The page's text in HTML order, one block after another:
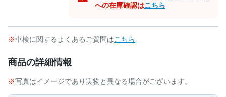
への在庫確認はこちら
車検に関するよくあるご質問はこちら
商品の詳細情報
写真はイメージであり実物と異なる場合がございます。